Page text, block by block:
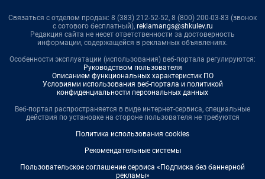
Связаться с отделом продаж: 8 (383) 212-52-52, 8 (800) 200-03-83 (звонок
с сотового бесплатный), reklamangs@shkulev.ru
Редакция сайта не несет ответственности за достоверность
информации, содержащейся в рекламных объявлениях.
Особенности эксплуатации (использования) веб-портала регулируются:
Руководством пользователя
Описанием функциональных характеристик ПО
Условиями использования веб-портала и политикой
конфиденциальности персональных данных
Веб-портал распространяется в виде интернет-сервиса, специальные
действия по установке на стороне пользователя не требуются
Политика использования cookies
Рекомендательные системы
Пользовательское соглашение сервиса «Подписка без баннерной
рекламы»